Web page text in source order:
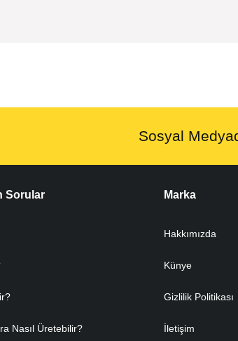
Sosyal
Sorular
Nasıl Üretebilir?
Marka
Hakkımızda
Künye
Gizlilik Politikası
İletişim